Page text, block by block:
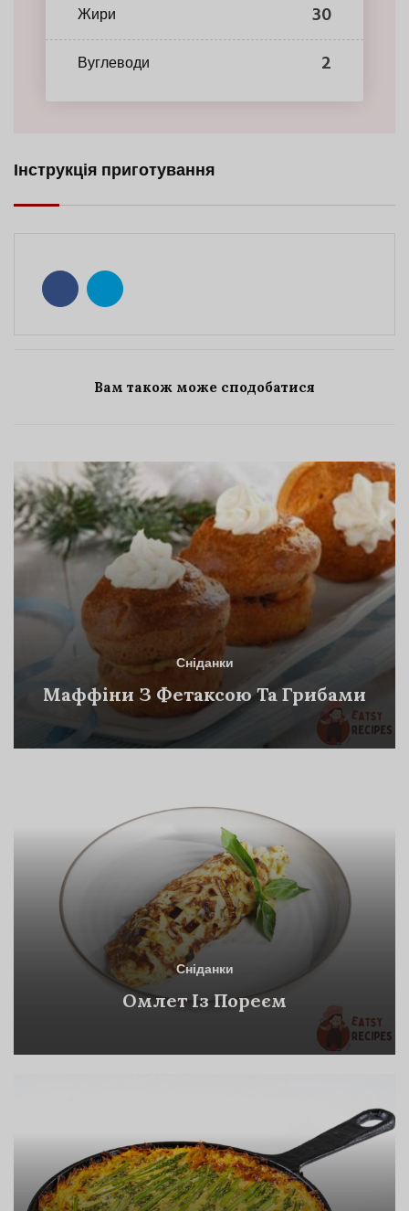
Жири 30
Вуглеводи 2
Інструкція приготування
Вам також може сподобатися
Сніданки
Маффіни З Фетаксою Та Грибами
Сніданки
Омлет Із Пореєм